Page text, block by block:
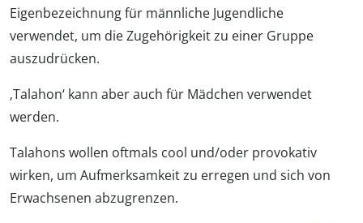
Eigenbezeichnung für männliche Jugendliche
verwendet, um die Zugehörigkeit zu einer Gruppe
auszudrücken.
‚Talahon‘ kann aber auch für Mädchen verwendet
werden.
Talahons wollen oftmals cool und/oder provokativ
wirken, um Aufmerksamkeit zu erregen und sich von
Erwachsenen abzugrenzen.